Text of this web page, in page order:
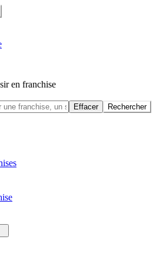
en franchise
Effacer Rechercher